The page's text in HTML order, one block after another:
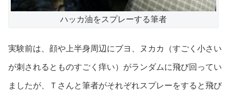
ハッカ油をスプレーする筆者
実験前は、顔や上半身周辺にブヨ、ヌカカ（すごく小さい
が刺されるとものすごく痒い）がランダムに飛び回ってい
ましたが、Ｔさんと筆者がそれぞれスプレーをすると飛び